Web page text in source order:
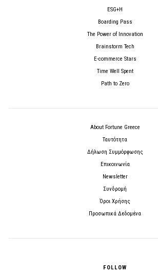
ESG+H
Boarding Pass
The Power of Innovation
Brainstorm Tech
E-commerce Stars
Time Well Spent
Path to Zero
About Fortune Greece
Ταυτότητα
Δήλωση Συμμόρφωσης
Επικοινωνία
Newsletter
Συνδρομή
Όροι Χρήσης
Προσωπικά Δεδομένα
FOLLOW